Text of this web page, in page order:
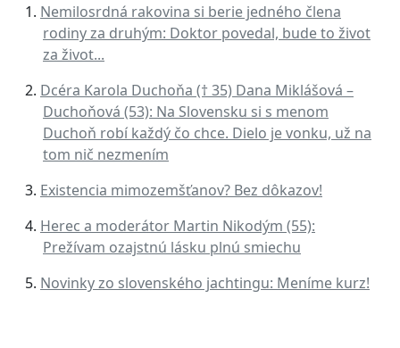
Nemilosrdná rakovina si berie jedného člena
rodiny za druhým: Doktor povedal, bude to život
za život...
Dcéra Karola Duchoňa († 35) Dana Miklášová –
Duchoňová (53): Na Slovensku si s menom
Duchoň robí každý čo chce. Dielo je vonku, už na
tom nič nezmením
Existencia mimozemšťanov? Bez dôkazov!
Herec a moderátor Martin Nikodým (55):
Prežívam ozajstnú lásku plnú smiechu
Novinky zo slovenského jachtingu: Meníme kurz!